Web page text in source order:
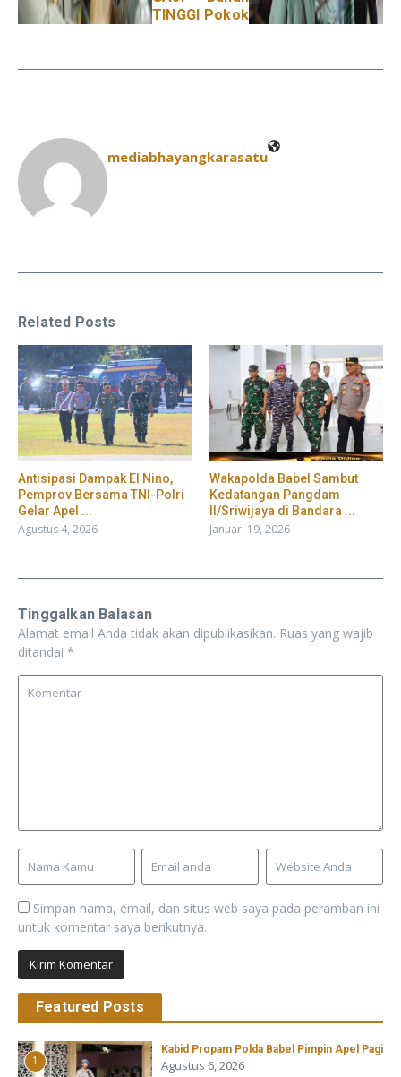
TINGGI
Pokok
mediabhayangkarasatu
Related Posts
​Antisipasi Dampak El Nino,
Pemprov Bersama TNI-Polri
Gelar Apel ...
Agustus 4, 2026
Wakapolda Babel Sambut
Kedatangan Pangdam
II/Sriwijaya di Bandara ...
Januari 19, 2026
Tinggalkan Balasan
Alamat email Anda tidak akan dipublikasikan. Ruas yang wajib
ditandai *
Simpan nama, email, dan situs web saya pada peramban ini
untuk komentar saya berikutnya.
Featured Posts
1
Kabid Propam Polda Babel Pimpin Apel Pagi
Agustus 6, 2026